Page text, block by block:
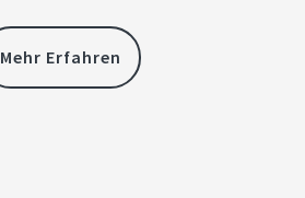
Mehr Erfahren